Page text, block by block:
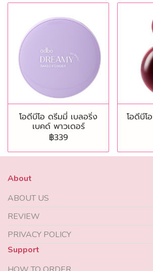
โอดีบีโอ ดรีมมี่ เบลอริ่ง
เบคด์ พาวเดอร์
฿339
โอดีบี
About
ABOUT US
REVIEW
PRIVACY POLICY
Support